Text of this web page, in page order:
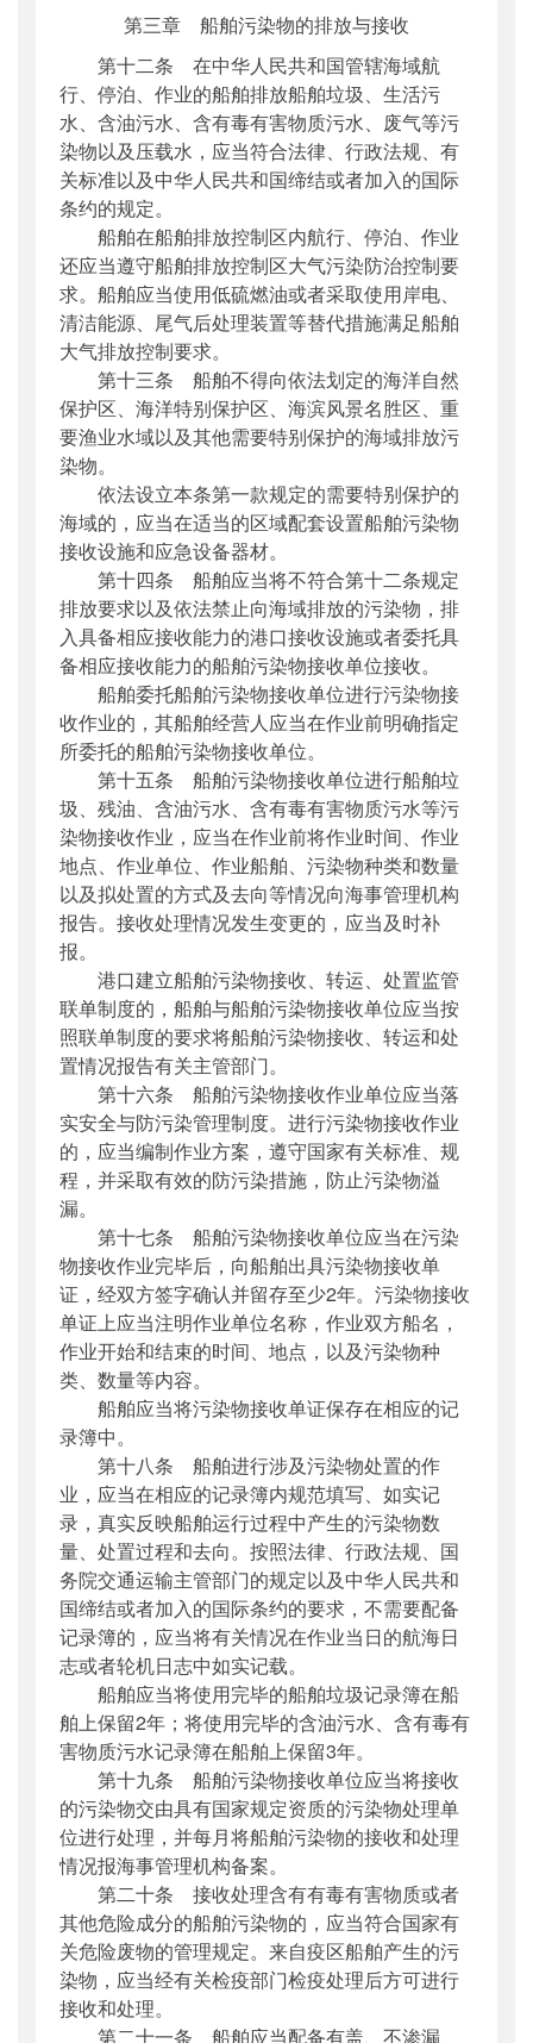
第三章 船舶污染物的排放与接收
第十二条 在中华人民共和国管辖海域航
行、停泊、作业的船舶排放船舶垃圾、生活污
水、含油污水、含有毒有害物质污水、废气等污
染物以及压载水，应当符合法律、行政法规、有
关标准以及中华人民共和国缔结或者加入的国际
条约的规定。
船舶在船舶排放控制区内航行、停泊、作业
还应当遵守船舶排放控制区大气污染防治控制要
求。船舶应当使用低硫燃油或者采取使用岸电、
清洁能源、尾气后处理装置等替代措施满足船舶
大气排放控制要求。
第十三条 船舶不得向依法划定的海洋自然
保护区、海洋特别保护区、海滨风景名胜区、重
要渔业水域以及其他需要特别保护的海域排放污
染物。
依法设立本条第一款规定的需要特别保护的
海域的，应当在适当的区域配套设置船舶污染物
接收设施和应急设备器材。
第十四条 船舶应当将不符合第十二条规定
排放要求以及依法禁止向海域排放的污染物，排
入具备相应接收能力的港口接收设施或者委托具
备相应接收能力的船舶污染物接收单位接收。
船舶委托船舶污染物接收单位进行污染物接
收作业的，其船舶经营人应当在作业前明确指定
所委托的船舶污染物接收单位。
第十五条 船舶污染物接收单位进行船舶垃
圾、残油、含油污水、含有毒有害物质污水等污
染物接收作业，应当在作业前将作业时间、作业
地点、作业单位、作业船舶、污染物种类和数量
以及拟处置的方式及去向等情况向海事管理机构
报告。接收处理情况发生变更的，应当及时补
报。
港口建立船舶污染物接收、转运、处置监管
联单制度的，船舶与船舶污染物接收单位应当按
照联单制度的要求将船舶污染物接收、转运和处
置情况报告有关主管部门。
第十六条 船舶污染物接收作业单位应当落
实安全与防污染管理制度。进行污染物接收作业
的，应当编制作业方案，遵守国家有关标准、规
程，并采取有效的防污染措施，防止污染物溢
漏。
第十七条 船舶污染物接收单位应当在污染
物接收作业完毕后，向船舶出具污染物接收单
证，经双方签字确认并留存至少2年。污染物接收
单证上应当注明作业单位名称，作业双方船名，
作业开始和结束的时间、地点，以及污染物种
类、数量等内容。
船舶应当将污染物接收单证保存在相应的记
录簿中。
第十八条 船舶进行涉及污染物处置的作
业，应当在相应的记录簿内规范填写、如实记
录，真实反映船舶运行过程中产生的污染物数
量、处置过程和去向。按照法律、行政法规、国
务院交通运输主管部门的规定以及中华人民共和
国缔结或者加入的国际条约的要求，不需要配备
记录簿的，应当将有关情况在作业当日的航海日
志或者轮机日志中如实记载。
船舶应当将使用完毕的船舶垃圾记录簿在船
舶上保留2年；将使用完毕的含油污水、含有毒有
害物质污水记录簿在船舶上保留3年。
第十九条 船舶污染物接收单位应当将接收
的污染物交由具有国家规定资质的污染物处理单
位进行处理，并每月将船舶污染物的接收和处理
情况报海事管理机构备案。
第二十条 接收处理含有有毒有害物质或者
其他危险成分的船舶污染物的，应当符合国家有
关危险废物的管理规定。来自疫区船舶产生的污
染物，应当经有关检疫部门检疫处理后方可进行
接收和处理。
第二十一条 船舶应当配备有盖、不渗漏、